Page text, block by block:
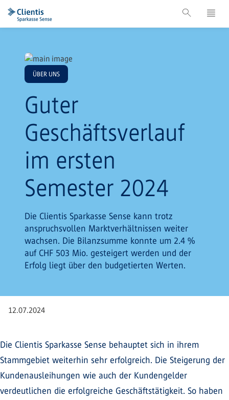
ÜBER UNS
Guter
Geschäftsverlauf
im ersten
Semester 2024
Die Clientis Sparkasse Sense kann trotz
anspruchsvollen Marktverhältnissen weiter
wachsen. Die Bilanzsumme konnte um 2.4 %
auf CHF 503 Mio. gesteigert werden und der
Erfolg liegt über den budgetierten Werten.
12.07.2024
Die Clientis Sparkasse Sense behauptet sich in ihrem
Stammgebiet weiterhin sehr erfolgreich. Die Steigerung der
Kundenausleihungen wie auch der Kundengelder
verdeutlichen die erfolgreiche Geschäftstätigkeit. So haben